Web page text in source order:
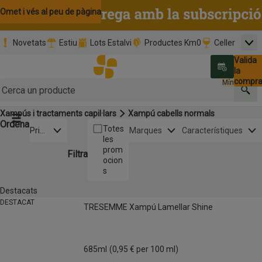
Omet i vés al contingut
Omet i vés a la cerca
Omet i vés al peu de pàgina
Novetats Estiu Lots Estalvi Productes Km0 Celler
Promoció clients nous Tria data
Valida
la
compra
0,00 €
Mínim:
Botó del menú principal
Xampús i tractaments capil·lars Xampú cabells normals
Ordena Obre-ho per veure una llista de les opcions d'ordenació
Prim
Filtra
Totes
les
prom
ocion
s
Marques Característiques
Llista de productes
Destacats
DESTACAT
Aquest és un producte destacat
TRESEMME Xampú Lamellar ShineTRESEMME Xampú Lamellar Shine
685ml (0,95 € per 100 ml)